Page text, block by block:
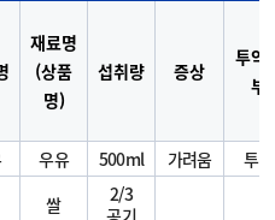
재료명
(상품
명)
섭취량 증상
투약
부
우유 500ml 가려움 투약
쌀
2/3
공기